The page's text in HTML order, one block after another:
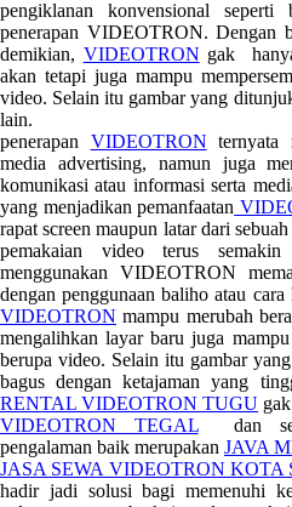
pengiklanan konvensional
penerapan VIDEOTRON. Dengan
demikian, VIDEOTRON gak
akan tetapi juga mampu
video. Selain itu gambar yang
lain.
penerapan VIDEOTRON ternyata
media advertising, namun juga
komunikasi atau informasi serta
yang menjadikan pemanfaatan
rapat screen maupun latar dari
pemakaian video terus
menggunakan VIDEOTRON
dengan penggunaan baliho atau
VIDEOTRON mampu merubah
mengalihkan layar baru juga
berupa video. Selain itu gambar
bagus dengan ketajaman yang
RENTAL VIDEOTRON TUGU
VIDEOTRON TEGALdan
pengalaman baik merupakan JAVA
JASA SEWA VIDEOTRON KOTA
hadir jadi solusi bagi memenuhi